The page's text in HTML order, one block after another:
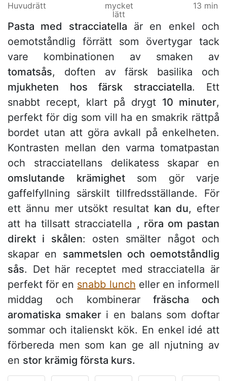
Huvudrätt
mycket
lätt
13 min
Pasta med stracciatella är en enkel och
oemotståndlig förrätt som övertygar tack
vare kombinationen av smaken av
tomatsås, doften av färsk basilika och
mjukheten hos färsk stracciatella. Ett
snabbt recept, klart på drygt 10 minuter,
perfekt för dig som vill ha en smakrik rättpå
bordet utan att göra avkall på enkelheten.
Kontrasten mellan den varma tomatpastan
och stracciatellans delikatess skapar en
omslutande krämighetsom gör varje
gaffelfyllning särskilt tillfredsställande. För
ett ännu mer utsökt resultat kan du, efter
att ha tillsatt stracciatella , röra om pastan
direkt i skålen: osten smälter något och
skapar en sammetslen och oemotståndlig
sås. Det här receptet med stracciatella är
perfekt för en snabb lunch eller en informell
middag och kombinerarfräscha och
aromatiska smakeri en balans som doftar
sommar och italienskt kök. En enkel idé att
förbereda men som kan ge all njutning av
en stor krämig första kurs.